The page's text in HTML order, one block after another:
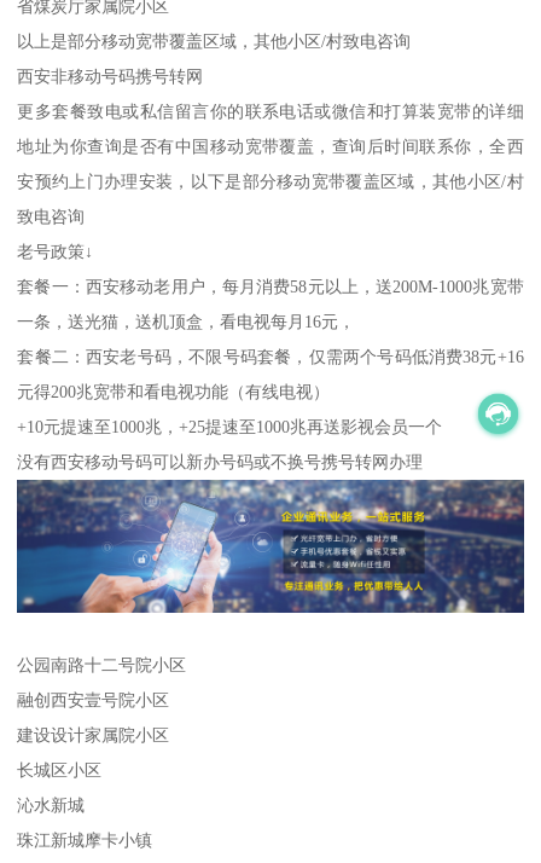
省煤炭厅家属院小区
以上是部分移动宽带覆盖区域，其他小区/村致电咨询
西安非移动号码携号转网
更多套餐致电或私信留言你的联系电话或微信和打算装宽带的详细
地址为你查询是否有中国移动宽带覆盖，查询后时间联系你，全西
安预约上门办理安装，以下是部分移动宽带覆盖区域，其他小区/村
致电咨询
老号政策↓
套餐一：西安移动老用户，每月消费58元以上，送200M-1000兆宽带
一条，送光猫，送机顶盒，看电视每月16元，
套餐二：西安老号码，不限号码套餐，仅需两个号码低消费38元+16
元得200兆宽带和看电视功能（有线电视）
+10元提速至1000兆，+25提速至1000兆再送影视会员一个
没有西安移动号码可以新办号码或不换号携号转网办理
公园南路十二号院小区
融创西安壹号院小区
建设设计家属院小区
长城区小区
沁水新城
珠江新城摩卡小镇